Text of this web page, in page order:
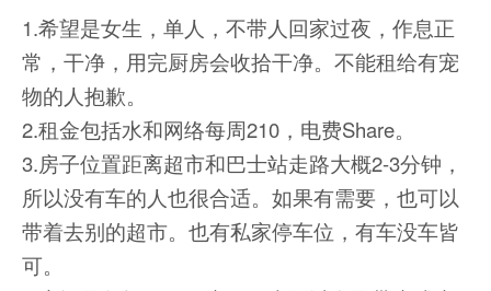
1.希望是女生，单人，不带人回家过夜，作息正
常，干净，用完厨房会收拾干净。不能租给有宠
物的人抱歉。
2.租金包括水和网络每周210，电费Share。
3.房子位置距离超市和巴士站走路大概2-3分钟，
所以没有车的人也很合适。如果有需要，也可以
带着去别的超市。也有私家停车位，有车没车皆
可。